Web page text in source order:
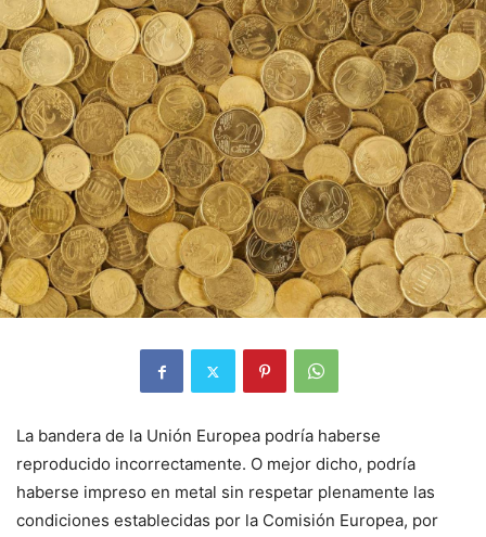
La bandera de la Unión Europea podría haberse
reproducido incorrectamente. O mejor dicho, podría
haberse impreso en metal sin respetar plenamente las
condiciones establecidas por la Comisión Europea, por